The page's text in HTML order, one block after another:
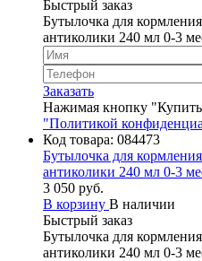
Быстрый заказ
Бутылочка для
антиколики 240 мл 0-3
Заказать
Нажимая кнопку
"Политикой
Код товара: 084473
Бутылочка для
антиколики 240 мл 0-3
3 050 руб.
В корзину В наличии
Быстрый заказ
Бутылочка для
антиколики 240 мл 0-3